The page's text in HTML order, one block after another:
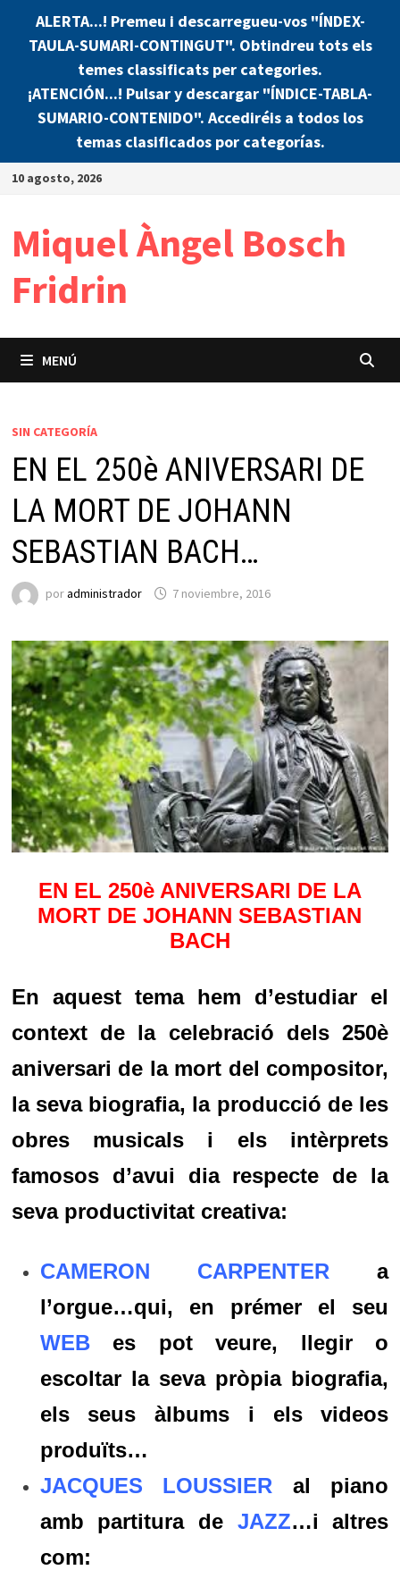
ALERTA...! Premeu i descarregueu-vos "ÍNDEX-
TAULA-SUMARI-CONTINGUT". Obtindreu tots els
temes classificats per categories.
¡ATENCIÓN...! Pulsar y descargar "ÍNDICE-TABLA-
SUMARIO-CONTENIDO". Accediréis a todos los
temas clasificados por categorías.
Saltar
10 agosto, 2026
Miquel Àngel Bosch
Fridrin
MENÚ
SIN CATEGORÍA
EN EL 250è ANIVERSARI DE
LA MORT DE JOHANN
SEBASTIAN BACH…
poradministrador 7 noviembre, 2016
EN EL 250è ANIVERSARI DE LA
MORT DE JOHANN SEBASTIAN
BACH
En aquest tema hem d’estudiar el
context de la celebració dels 250è
aniversari de la mort del compositor,
la seva biografia, la producció de les
obres musicals i els intèrprets
famosos d’avui dia respecte de la
seva productivitat creativa:
CAMERON CARPENTER a
l’orgue…qui, en prémer el seu
WEB
es pot veure, llegir o
escoltar la seva pròpia biografia,
els seus àlbums i els videos
produïts…
JACQUES LOUSSIER
al piano
amb partitura de JAZZ…i altres
com: